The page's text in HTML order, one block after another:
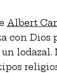
Albert
con Dios
lodazal.